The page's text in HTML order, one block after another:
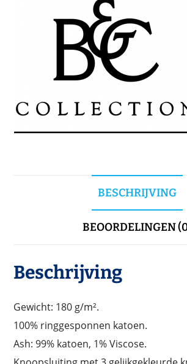
BESCHRIJVING
BEOORDELINGEN
Beschrijving
Gewicht: 180 g/m².
100% ringgesponnen katoen.
Ash: 99% katoen, 1% Viscose.